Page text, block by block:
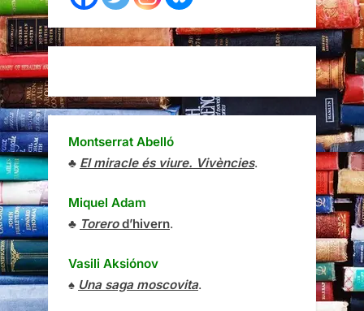
Montserrat Abelló
♣ El miracle és viure. Vivències.
Miquel Adam
♣ Torerod’hivern.
Vasili Aksiónov
♠ Una saga moscovita.